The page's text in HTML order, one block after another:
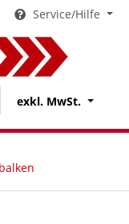
Service/Hilfe
enthält 0
exkl. MwSt.